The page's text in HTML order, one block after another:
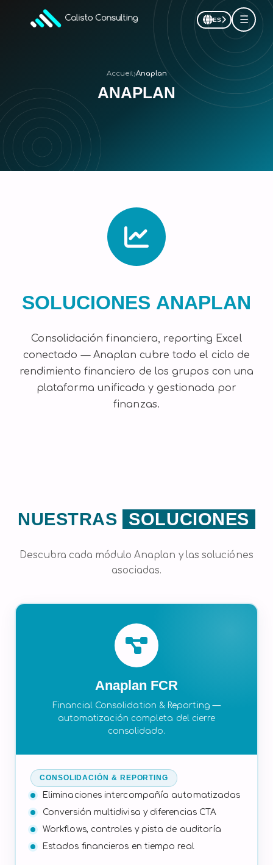
ES ☰
Accueil›Anaplan
ANAPLAN
SOLUCIONES ANAPLAN
Consolidación financiera, reporting Excel
conectado — Anaplan cubre todo el ciclo de
rendimiento financiero de los grupos con una
plataforma unificada y gestionada por
finanzas.
NUESTRAS SOLUCIONES
Descubra cada módulo Anaplan y las soluciónes
asociadas.
Anaplan FCR
Financial Consolidation & Reporting —
automatización completa del cierre
consolidado.
CONSOLIDACIÓN & REPORTING
Eliminaciones intercompañía automatizadas
Conversión multidivisa y diferencias CTA
Workflows, controles y pista de auditoría
Estados financieros en tiempo real